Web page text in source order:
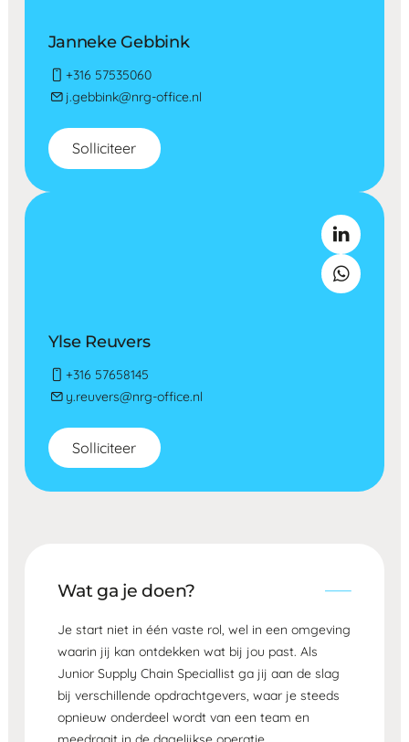
Janneke Gebbink
+316 57535060
j.gebbink@nrg-office.nl
Solliciteer
Ylse Reuvers
+316 57658145
y.reuvers@nrg-office.nl
Solliciteer
Wat ga je doen?
Je start niet in één vaste rol, wel in een omgeving
waarin jij kan ontdekken wat bij jou past. Als
Junior Supply Chain Speciallist ga jij aan de slag
bij verschillende opdrachtgevers, waar je steeds
opnieuw onderdeel wordt van een team en